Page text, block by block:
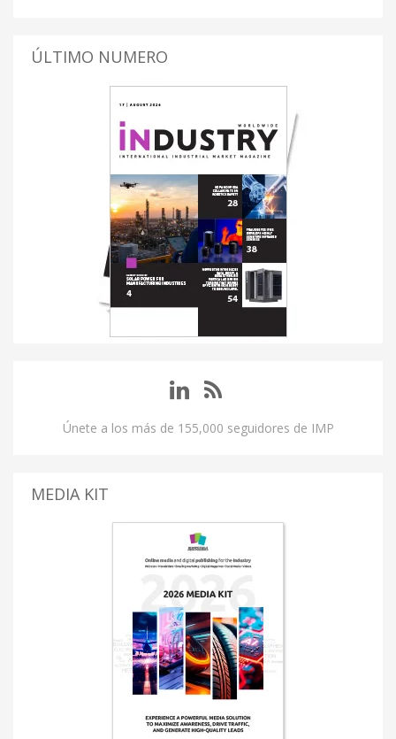
ÚLTIMO NUMERO
Únete a los más de 155,000 seguidores de IMP
MEDIA KIT